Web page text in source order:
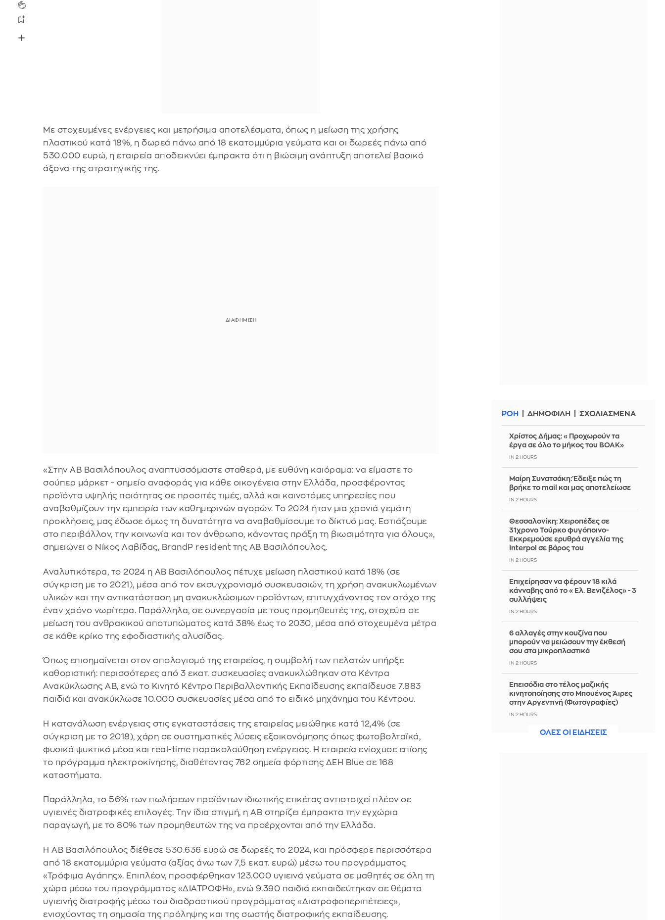
Με στοχευμένες ενέργειες και μετρήσιμα αποτελέσματα, όπως η μείωση της χρήσης
πλαστικού κατά 18%, η δωρεά πάνω από 18 εκατομμύρια γεύματα και οι δωρεές πάνω από
530.000 ευρώ, η εταιρεία αποδεικνύει έμπρακτα ότι η βιώσιμη ανάπτυξη αποτελεί βασικό
άξονα της στρατηγικής της.
«Στην ΑΒ Βασιλόπουλος αναπτυσσόμαστε σταθερά, με ευθύνη καιόραμα: να είμαστε το
σούπερ μάρκετ - σημείο αναφοράς για κάθε οικογένεια στην Ελλάδα, προσφέροντας
προϊόντα υψηλής ποιότητας σε προσιτές τιμές, αλλά και καινοτόμες υπηρεσίες που
αναβαθμίζουν την εμπειρία των καθημερινών αγορών. Το 2024 ήταν μια χρονιά γεμάτη
προκλήσεις, μας έδωσε όμως τη δυνατότητα να αναβαθμίσουμε το δίκτυό μας. Εστιάζουμε
στο περιβάλλον, την κοινωνία και τον άνθρωπο, κάνοντας πράξη τη βιωσιμότητα για όλους»,
σημειώνει ο Νίκος Λαβίδας, BrandP resident της ΑΒ Βασιλόπουλος.
Αναλυτικότερα, το 2024 η ΑΒ Βασιλόπουλος πέτυχε μείωση πλαστικού κατά 18% (σε
σύγκριση με το 2021), μέσα από τον εκσυγχρονισμό συσκευασιών, τη χρήση ανακυκλωμένων
υλικών και την αντικατάσταση μη ανακυκλώσιμων προϊόντων, επιτυγχάνοντας τον στόχο της
έναν χρόνο νωρίτερα. Παράλληλα, σε συνεργασία με τους προμηθευτές της, στοχεύει σε
μείωση του ανθρακικού αποτυπώματος κατά 38% έως το 2030, μέσα από στοχευμένα μέτρα
σε κάθε κρίκο της εφοδιαστικής αλυσίδας.
Όπως επισημαίνεται στον απολογισμό της εταιρείας, η συμβολή των πελατών υπήρξε
καθοριστική: περισσότερες από 3 εκατ. συσκευασίες ανακυκλώθηκαν στα Κέντρα
Ανακύκλωσης ΑΒ, ενώ το Κινητό Κέντρο Περιβαλλοντικής Εκπαίδευσης εκπαίδευσε 7.883
παιδιά και ανακύκλωσε 10.000 συσκευασίες μέσα από το ειδικό μηχάνημα του Κέντρου.
Η κατανάλωση ενέργειας στις εγκαταστάσεις της εταιρείας μειώθηκε κατά 12,4% (σε
σύγκριση με το 2018), χάρη σε συστηματικές λύσεις εξοικονόμησης όπως φωτοβολταϊκά,
φυσικά ψυκτικά μέσα και real-time παρακολούθηση ενέργειας. Η εταιρεία ενίσχυσε επίσης
το πρόγραμμα ηλεκτροκίνησης, διαθέτοντας 762 σημεία φόρτισης ΔΕΗ Blue σε 168
καταστήματα.
Παράλληλα, το 56% των πωλήσεων προϊόντων ιδιωτικής ετικέτας αντιστοιχεί πλέον σε
υγιεινές διατροφικές επιλογές. Την ίδια στιγμή, η ΑΒ στηρίζει έμπρακτα την εγχώρια
παραγωγή, με το 80% των προμηθευτών της να προέρχονται από την Ελλάδα.
Η ΑΒ Βασιλόπουλος διέθεσε 530.636 ευρώ σε δωρεές το 2024, και πρόσφερε περισσότερα
από 18 εκατομμύρια γεύματα (αξίας άνω των 7,5 εκατ. ευρώ) μέσω του προγράμματος
«Τρόφιμα Αγάπης». Επιπλέον, προσφέρθηκαν 123.000 υγιεινά γεύματα σε μαθητές σε όλη τη
χώρα μέσω του προγράμματος «ΔΙΑΤΡΟΦΗ», ενώ 9.390 παιδιά εκπαιδεύτηκαν σε θέματα
υγιεινής διατροφής μέσω του διαδραστικού προγράμματος «Διατροφοπεριπέτειες»,
ενισχύοντας τη σημασία της πρόληψης και της σωστής διατροφικής εκπαίδευσης.
ΡΟΗ ΔΗΜΟΦΙΛΗ ΣΧΟΛΙΑΣΜΕΝΑ
Χρίστος Δήμας: «Προχωρούν τα
έργα σε όλο το μήκος του ΒΟΑΚ»
IN 2 HOURS
Μαίρη Συνατσάκη: Έδειξε πώς τη
βρήκε το mail και μας αποτελείωσε
IN 2 HOURS
Θεσσαλονίκη: Χειροπέδες σε
31χρονο Τούρκο φυγόποινο-
Εκκρεμούσε ερυθρά αγγελία της
Interpol σε βάρος του
IN 2 HOURS
Επιχείρησαν να φέρουν 18 κιλά
κάνναβης από το «Ελ. Βενιζέλος» - 3
συλλήψεις
IN 2 HOURS
6 αλλαγές στην κουζίνα που
μπορούν να μειώσουν την έκθεσή
σου στα μικροπλαστικά
IN 2 HOURS
Επεισόδια στο τέλος μαζικής
κινητοποίησης στο Μπουένος Άιρες
στην Αργεντινή (Φωτογραφίες)
IN 2 HOURS
Και πάλι στην κορυφή μετά το
ΟΛΕΣ ΟΙ ΕΙΔΗΣΕΙΣ